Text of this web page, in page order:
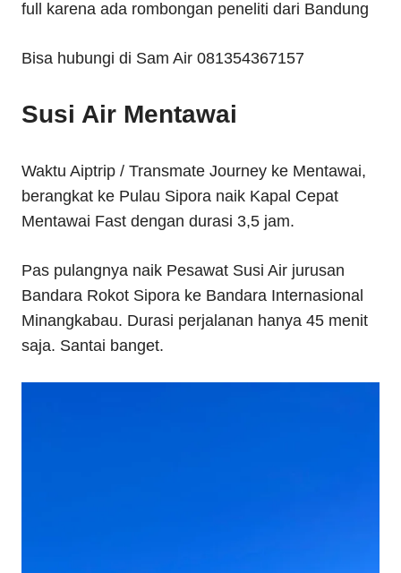
full karena ada rombongan peneliti dari Bandung
Bisa hubungi di Sam Air 081354367157
Susi Air Mentawai
Waktu Aiptrip / Transmate Journey ke Mentawai,
berangkat ke Pulau Sipora naik Kapal Cepat
Mentawai Fast dengan durasi 3,5 jam.
Pas pulangnya naik Pesawat Susi Air jurusan
Bandara Rokot Sipora ke Bandara Internasional
Minangkabau. Durasi perjalanan hanya 45 menit
saja. Santai banget.